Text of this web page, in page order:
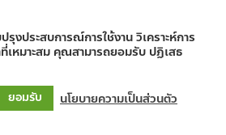
งประสบการณ์การใช้งาน วิเคราะห์การ
เหมาะสม คุณสามารถยอมรับ ปฏิเสธ
ยอมรับ นโยบายความเป็นส่วนตัว